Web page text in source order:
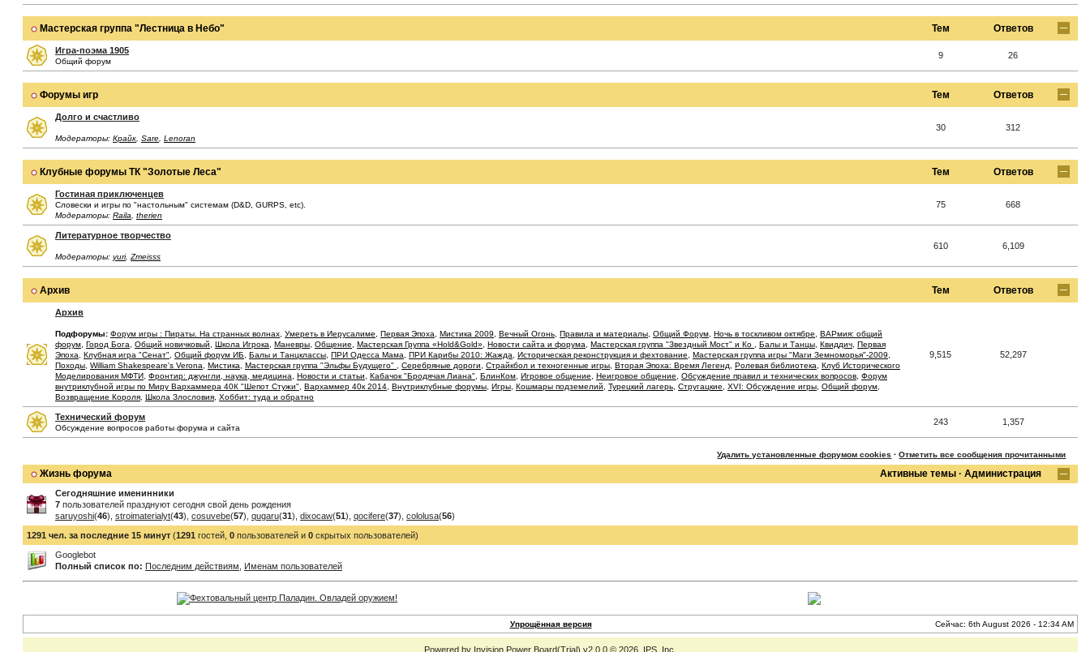
Мастерская группа "Лестница в Небо" Тем Ответов
Игра-поэма 1905
Общий форум
9 26
Форумы игр Тем Ответов
Долго и счастливо
Модераторы: Крайк Sare Lenoran
30 312
Клубные форумы ТК "Золотые Леса" Тем Ответов
Гостиная приключенцев
Словески и игры по "настольным" системам (D&D, GURPS, etc).
Модераторы: Raila therien
75 668
Литературное творчество
Модераторы: yuri, Zmeisss
610 6,109
Архив Тем Ответов
Архив
Подфорумы: Форум игры : Пираты. На странных волнах Умереть в Иерусалиме Первая Эпоха Мистика 2009 Вечный Огонь Правила и материалы Общий Форум Ночь в тоскливом октябре
ВАРмия: общий
форум Город Бога Общий новичковый Школа Игрока Маневры Общение Мастерская Группа «Hold&Gold» Новости сайта и форума Мастерская группа "Звездный Мост" и Ко Балы и Танцы Квиддич Первая
Эпоха
Клубная игра "Сенат" Общий форум ИБ Балы и Танцклассы ПРИ Одесса Мама ПРИ Карибы 2010: Жажда Историческая реконструкция и фехтование Мастерская группа игры "Маги Земноморья"-2009
Походы William Shakespeare's Verona Мистика Мастерская группа "Эльфы Будущего" Серебряные дороги Страйкбол и техногенные игры Вторая Эпоха: Время Легенд Ролевая библиотека
Клуб Исторического
Моделирования МФТИ Фронтир: джунгли, наука, медицина Новости и статьи Кабачок "Бродячая Лиана" БлинКом Игровое общение Неигровое общение Обсуждение правил и технических вопросов Форум
внутриклубной игры по Миру Вархаммера 40К "Шепот Стужи" Вархаммер 40к 2014 Внутриклубные форумы Игры Кошмары подземелий Турецкий лагерь Стругацкие XVI: Обсуждение игры Общий форум
Возвращение Короля Школа Злословия Хоббит: туда и обратно
9,515 52,297
Технический форум
Обсуждение вопросов работы форума и сайта
243 1,357
Удалить установленные форумом cookies ·Отметить все сообщения прочитанными
Жизнь форума Активные темы · Администрация
Сегодняшние именинники
7 пользователей празднуют сегодня свой день рождения
saruyoshi(46), stroimaterialyt(43), cosuvebe(57), qugaru(31), dixocaw(51), qocifere(37), cololusa(56)
1291 чел. за последние 15 минут (1291 гостей, 0 пользователей и 0 скрытых пользователей)
Googlebot
Полный список по: Последним действиям Именам пользователей
Упрощённая версия Сейчас: 6th August 2026 - 12:34 AM
Powered by Invision Power Board(Trial) v2.0.0 © 2026 IPS, Inc.